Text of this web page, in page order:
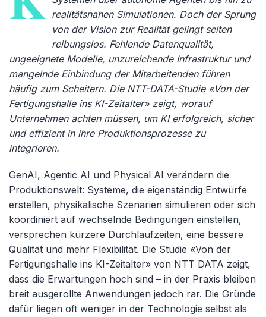
realitätsnahen Simulationen. Doch der Sprung
von der Vision zur Realität gelingt selten
reibungslos. Fehlende Datenqualität,
ungeeignete Modelle, unzureichende Infrastruktur und
mangelnde Einbindung der Mitarbeitenden führen
häufig zum Scheitern. Die NTT-DATA-Studie «Von der
Fertigungshalle ins KI-Zeitalter» zeigt, worauf
Unternehmen achten müssen, um KI erfolgreich, sicher
und effizient in ihre Produktionsprozesse zu
integrieren.
GenAI, Agentic AI und Physical AI verändern die
Produktionswelt: Systeme, die eigenständig Entwürfe
erstellen, physikalische Szenarien simulieren oder sich
koordiniert auf wechselnde Bedingungen einstellen,
versprechen kürzere Durchlaufzeiten, eine bessere
Qualität und mehr Flexibilität. Die Studie «Von der
Fertigungshalle ins KI-Zeitalter» von NTT DATA zeigt,
dass die Erwartungen hoch sind – in der Praxis bleiben
breit ausgerollte Anwendungen jedoch rar. Die Gründe
dafür liegen oft weniger in der Technologie selbst als